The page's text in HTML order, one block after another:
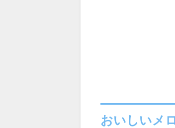
おいしいメ